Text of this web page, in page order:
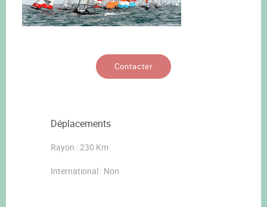
Contacter
Déplacements
Rayon : 230 Km
International : Non